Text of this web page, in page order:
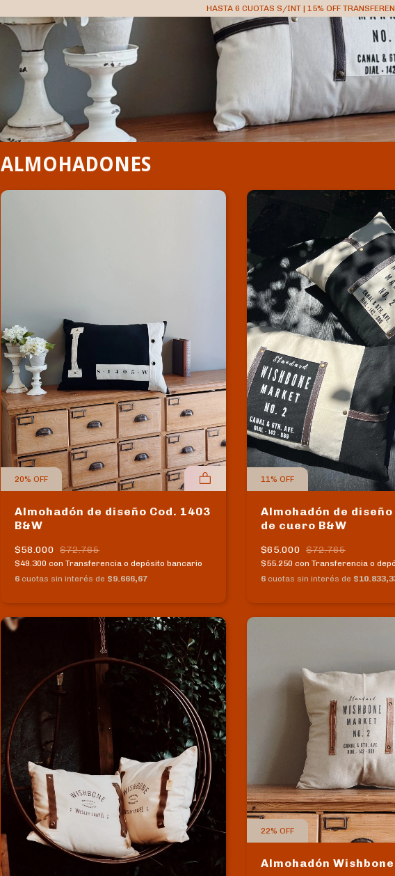
HASTA 6 CUOTAS S/INT | 15% OFF
ALMOHADONES
20% OFF
Almohadón de diseño Cod. 1403
B&W
$58.000 $72.765
$49.300 con Transferencia o depósito bancario
6 cuotas sin interés de $9.666,67
11% OFF
Almohadón de
de cuero B&W
$65.000 $72.765
$55.250 con Transferencia o
6 cuotas sin interés de
22% OFF
Almohadón Wishbone